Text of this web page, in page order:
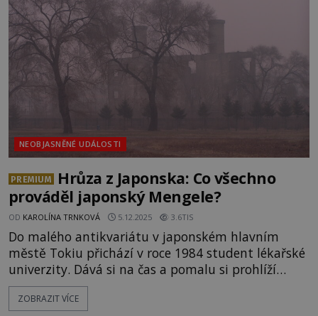
legendárnímu králi Rædwaldovi nebo bojovníku
Beowulfovi. Co jsou zač? Kde je pravda? [gallery
size="full" ids="162361,162360
NEOBJASNĚNÉ UDÁLOSTI
PREMIUM
Hrůza z Japonska: Co všechno
prováděl japonský Mengele?
OD KAROLÍNA TRNKOVÁ 5.12.2025 3.6TIS
Do malého antikvariátu v japonském hlavním
městě Tokiu přichází v roce 1984 student lékařské
univerzity. Dává si na čas a pomalu si prohlíží
jeden regál za druhým. Snaží se najít nějaké
zajímavé publikace, které by mohl využít při
ZOBRAZIT VÍCE